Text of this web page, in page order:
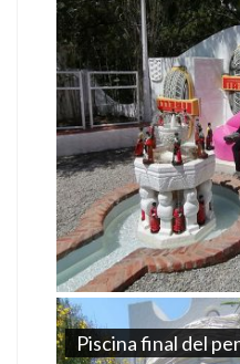
Piscina final del